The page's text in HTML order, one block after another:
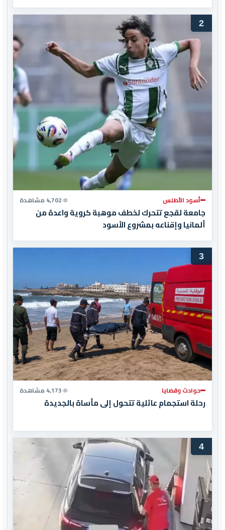
2
أسود الأطلس 4,702 مشاهدة
جامعة لقجع تتحرك لخطف موهبة كروية واعدة من
ألمانيا وإقناعه بمشروع الأسود
3
حوادث وقضايا 4,173 مشاهدة
رحلة استجمام عائلية تتحول إلى مأساة بالجديدة
4